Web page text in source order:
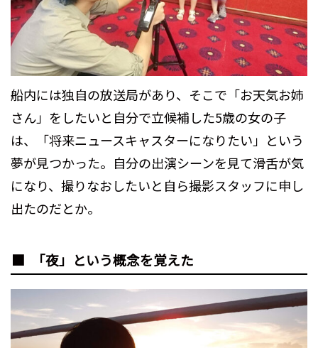
船内には独自の放送局があり、そこで「お天気お姉
さん」をしたいと自分で立候補した5歳の女の子
は、「将来ニュースキャスターになりたい」という
夢が見つかった。自分の出演シーンを見て滑舌が気
になり、撮りなおしたいと自ら撮影スタッフに申し
出たのだとか。
「夜」という概念を覚えた